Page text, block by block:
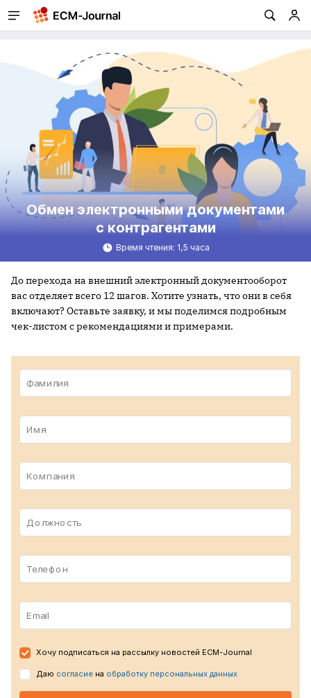
Обмен электронными документами
с контрагентами
Время чтения: 1,5 часа
До перехода на внешний электронный документооборот
вас отделяет всего 12 шагов. Хотите узнать, что они в себя
включают? Оставьте заявку, и мы поделимся подробным
чек-листом с рекомендациями и примерами.
Фамилия
Имя
Компания
Должность
Телефон
Email
Хочу подписаться на рассылку новостей ECM-Journal
Даю согласие на обработку персональных данных